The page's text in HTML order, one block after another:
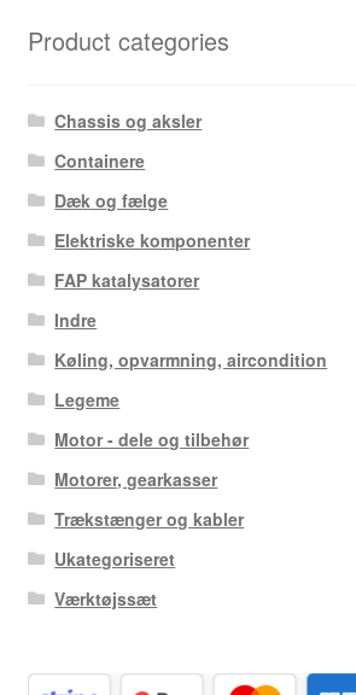
Product categories
Chassis og aksler
Containere
Dæk og fælge
Elektriske komponenter
FAP katalysatorer
Indre
Køling, opvarmning, aircondition
Legeme
Motor - dele og tilbehør
Motorer, gearkasser
Trækstænger og kabler
Ukategoriseret
Værktøjssæt